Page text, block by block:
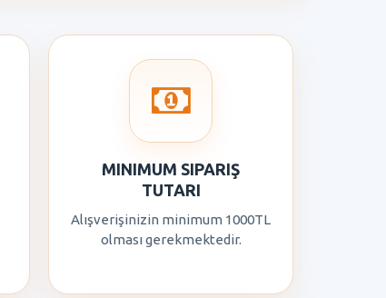
MINIMUM SIPARIŞ
TUTARI
Alışverişinizin minimum 1000TL
olması gerekmektedir.